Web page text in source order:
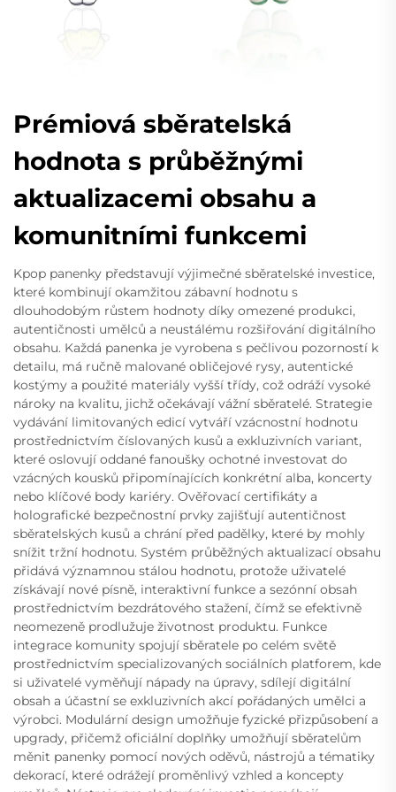
Prémiová sběratelská
hodnota s průběžnými
aktualizacemi obsahu a
komunitními funkcemi
Kpop panenky představují výjimečné sběratelské investice,
které kombinují okamžitou zábavní hodnotu s
dlouhodobým růstem hodnoty díky omezené produkci,
autentičnosti umělců a neustálému rozšiřování digitálního
obsahu. Každá panenka je vyrobena s pečlivou pozorností k
detailu, má ručně malované obličejové rysy, autentické
kostýmy a použité materiály vyšší třídy, což odráží vysoké
nároky na kvalitu, jichž očekávají vážní sběratelé. Strategie
vydávání limitovaných edicí vytváří vzácnostní hodnotu
prostřednictvím číslovaných kusů a exkluzivních variant,
které oslovují oddané fanoušky ochotné investovat do
vzácných kousků připomínajících konkrétní alba, koncerty
nebo klíčové body kariéry. Ověřovací certifikáty a
holografické bezpečnostní prvky zajišťují autentičnost
sběratelských kusů a chrání před padělky, které by mohly
snížit tržní hodnotu. Systém průběžných aktualizací obsahu
přidává významnou stálou hodnotu, protože uživatelé
získávají nové písně, interaktivní funkce a sezónní obsah
prostřednictvím bezdrátového stažení, čímž se efektivně
neomezeně prodlužuje životnost produktu. Funkce
integrace komunity spojují sběratele po celém světě
prostřednictvím specializovaných sociálních platforem, kde
si uživatelé vyměňují nápady na úpravy, sdílejí digitální
obsah a účastní se exkluzivních akcí pořádaných umělci a
výrobci. Modulární design umožňuje fyzické přizpůsobení a
upgrady, přičemž oficiální doplňky umožňují sběratelům
měnit panenky pomocí nových oděvů, nástrojů a tématiky
dekorací, které odrážejí proměnlivý vzhled a koncepty